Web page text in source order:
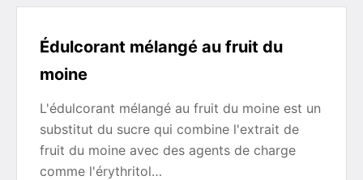
Édulcorant mélangé au fruit du
moine
L'édulcorant mélangé au fruit du moine est un
substitut du sucre qui combine l'extrait de
fruit du moine avec des agents de charge
comme l'érythritol…